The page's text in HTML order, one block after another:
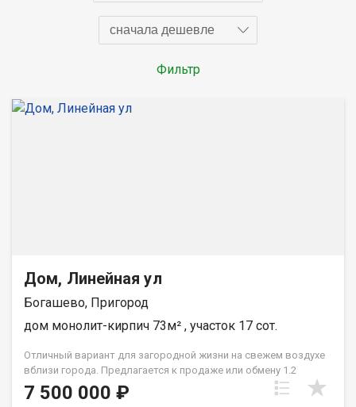
сначала дешевле
Фильтр
Дом, Линейная ул
Богашево, Пригород
дом монолит-кирпич 73м² , участок 17 сот.
Отличный вариант для загородной жизни на свежем воздухе
вблизи города. Предлагается к продаже или обмену 1.2
кирпичного дома с качественным ремонтом на большом
участке земли. По документам квартира, не доля. Дом
7 500 000 ₽